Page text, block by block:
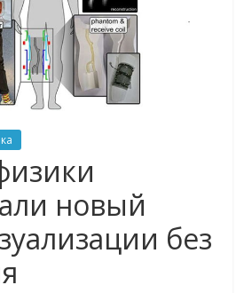
новый
без